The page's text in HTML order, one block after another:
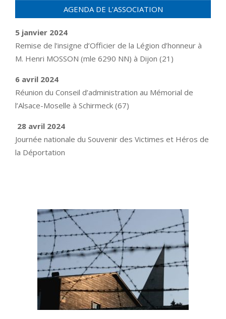
AGENDA DE L’ASSOCIATION
5 janvier 2024
Remise de l’insigne d’Officier de la Légion d’honneur à
M. Henri MOSSON (mle 6290 NN) à Dijon (21)
6 avril 2024
Réunion du Conseil d’administration au Mémorial de
l’Alsace-Moselle à Schirmeck (67)
28 avril 2024
Journée nationale du Souvenir des Victimes et Héros de
la Déportation